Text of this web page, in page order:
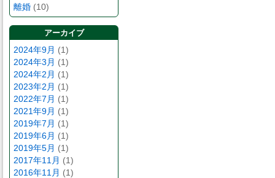
離婚 (10)
アーカイブ
2024年9月 (1)
2024年3月 (1)
2024年2月 (1)
2023年2月 (1)
2022年7月 (1)
2021年9月 (1)
2019年7月 (1)
2019年6月 (1)
2019年5月 (1)
2017年11月 (1)
2016年11月 (1)